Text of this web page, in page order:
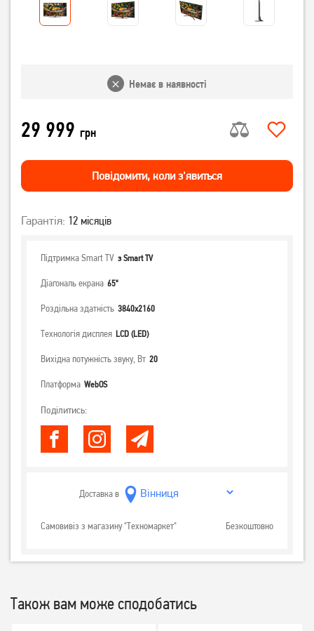
Немає в наявності
29 999 грн
Повiдомити, коли з'явиться
Гарантія: 12 місяців
Підтримка Smart TV з Smart TV
Діагональ екрана 65"
Роздільна здатність 3840x2160
Технологія дисплея LCD (LED)
Вихідна потужність звуку, Вт 20
Платформа WebOS
Поділитись:
Доставка в
Самовивіз з магазину "Техномаркет" Безкоштовно
Також вам може сподобатись